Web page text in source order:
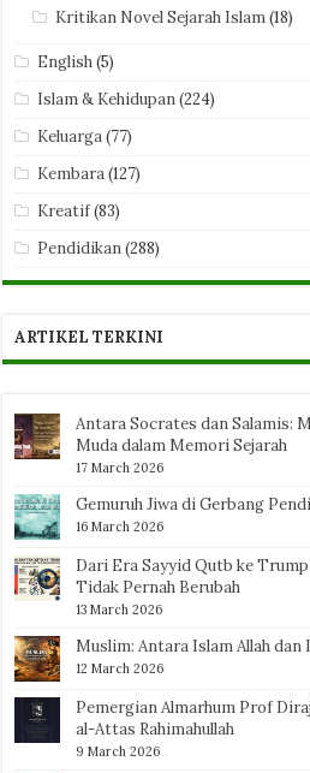
Kritikan Novel Sejarah Islam(18)
English(5)
Islam & Kehidupan(224)
Keluarga(77)
Kembara(127)
Kreatif(83)
Pendidikan(288)
ARTIKEL TERKINI
Antara Socrates dan Salamis:
Muda dalam Memori Sejarah
17 March 2026
Gemuruh Jiwa di Gerbang
16 March 2026
Dari Era Sayyid Qutb ke
Tidak Pernah Berubah
13 March 2026
Muslim: Antara Islam Allah dan
12 March 2026
Pemergian Almarhum Prof
al-Attas Rahimahullah
9 March 2026